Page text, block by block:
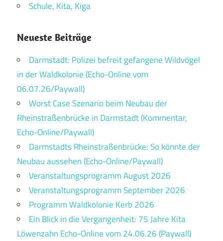
Schule, Kita, Kiga
Neueste Beiträge
Darmstadt: Polizei befreit gefangene Wildvögel
in der Waldkolonie (Echo-Online vom
06.07.26/Paywall)
Worst Case Szenario beim Neubau der
Rheinstraßenbrücke in Darmstadt (Kommentar,
Echo-Online/Paywall)
Darmstadts Rheinstraßenbrücke: So könnte der
Neubau aussehen (Echo-Online/Paywall)
Veranstaltungsprogramm August 2026
Veranstaltungsprogramm September 2026
Programm Waldkolonie Kerb 2026
Ein Blick in die Vergangenheit: 75 Jahre Kita
Löwenzahn Echo-Online vom 24.06.26 (Paywall)